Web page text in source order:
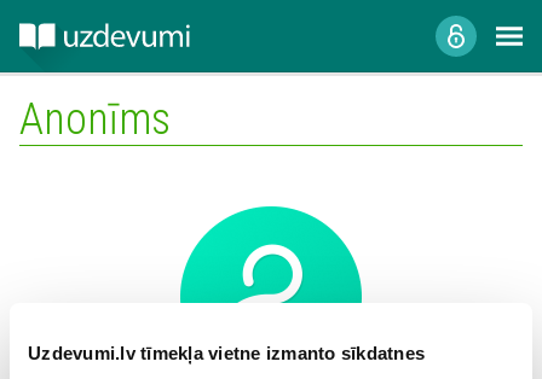
Uzdevumi.lv tīmekļa vietne izmanto sīkdatnes
Anonīms